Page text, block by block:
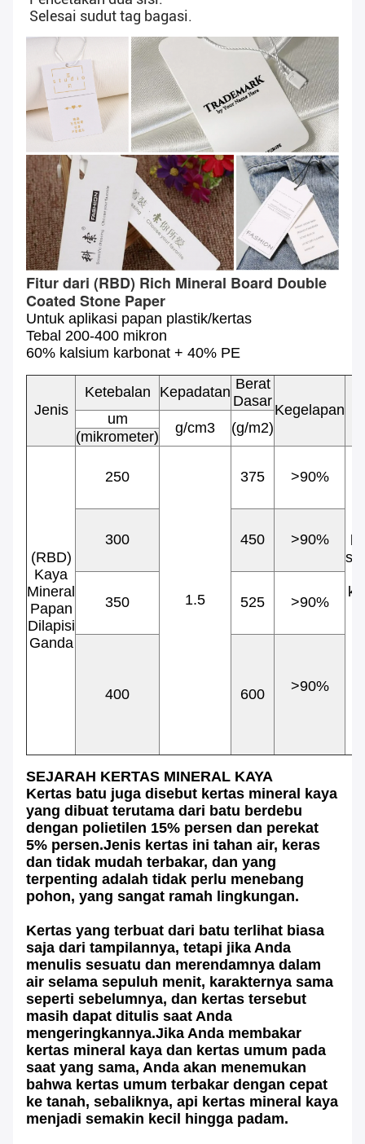
Selesai sudut tag bagasi.
Fitur dari (RBD) Rich Mineral Board Double
Coated Stone Paper
Untuk aplikasi papan plastik/kertas
Tebal 200-400 mikron
60% kalsium karbonat + 40% PE
Jenis
Ketebalan Kepadatan Berat
Dasar
Kegelapan
um
g/cm3 (g/m2)
(mikrometer)
(RBD)
Kaya
Mineral
Papan
Dilapisi
Ganda
250
1.5
375 >90%
300 450 >90%
350 525 >90%
400 600 >90%
SEJARAH KERTAS MINERAL KAYA
Kertas batu juga disebut kertas mineral kaya
yang dibuat terutama dari batu berdebu
dengan polietilen 15% persen dan perekat
5% persen.Jenis kertas ini tahan air, keras
dan tidak mudah terbakar, dan yang
terpenting adalah tidak perlu menebang
pohon, yang sangat ramah lingkungan.
Kertas yang terbuat dari batu terlihat biasa
saja dari tampilannya, tetapi jika Anda
menulis sesuatu dan merendamnya dalam
air selama sepuluh menit, karakternya sama
seperti sebelumnya, dan kertas tersebut
masih dapat ditulis saat Anda
mengeringkannya.Jika Anda membakar
kertas mineral kaya dan kertas umum pada
saat yang sama, Anda akan menemukan
bahwa kertas umum terbakar dengan cepat
ke tanah, sebaliknya, api kertas mineral kaya
menjadi semakin kecil hingga padam.